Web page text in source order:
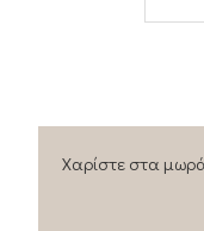
Χαρίστε στα